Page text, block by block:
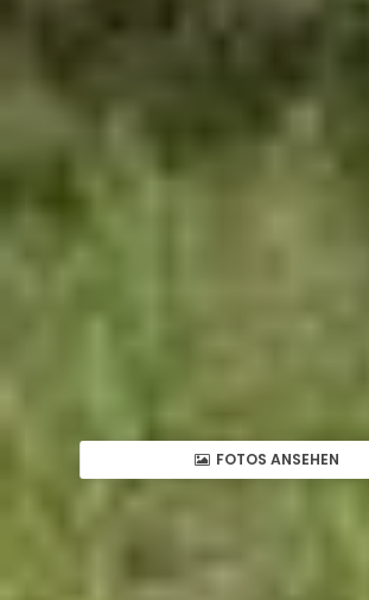
FOTOS ANSEHEN